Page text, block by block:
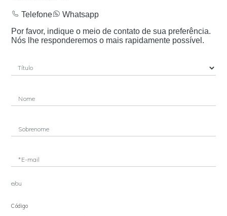
Telefone
Whatsapp
Por favor, indique o meio de contato de sua preferência.
Nós lhe responderemos o mais rapidamente possível.
Nome
Sobrenome
*E-mail
e/ou
Código